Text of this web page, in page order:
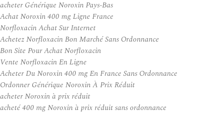
acheter Générique Noroxin Pays-Bas
Achat Noroxin 400 mg Ligne France
Norfloxacin Achat Sur Internet
Achetez Norfloxacin Bon Marché Sans Ordonnance
Bon Site Pour Achat Norfloxacin
Vente Norfloxacin En Ligne
Acheter Du Noroxin 400 mg En France Sans Ordonnance
Ordonner Générique Noroxin À Prix Réduit
acheter Noroxin à prix réduit
acheté 400 mg Noroxin à prix réduit sans ordonnance